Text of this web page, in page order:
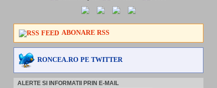
ABONARE RSS
RONCEA.RO PE TWITTER
ALERTE SI INFORMATII PRIN E-MAIL